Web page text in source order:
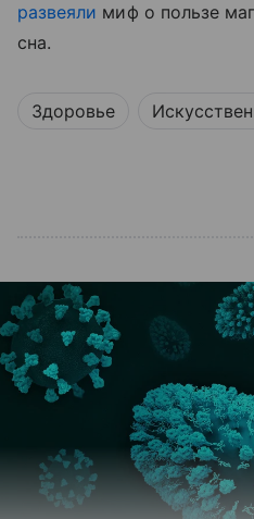
развеяли миф о пользе
сна.
Здоровье